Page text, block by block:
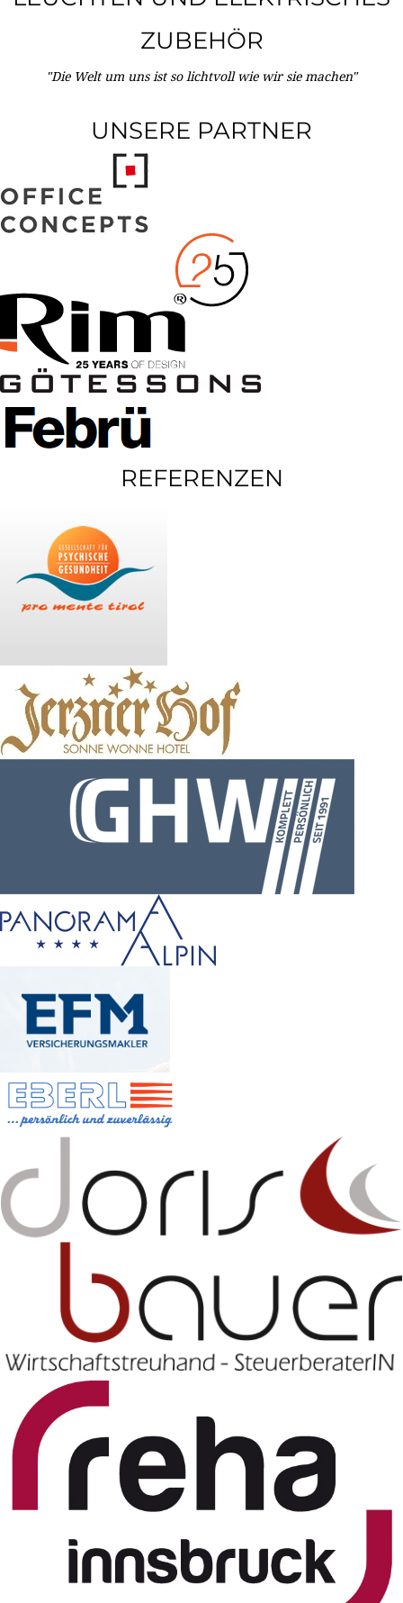
ZUBEHÖR
"Die Welt um uns ist so lichtvoll wie wir sie machen"
UNSERE PARTNER
REFERENZEN